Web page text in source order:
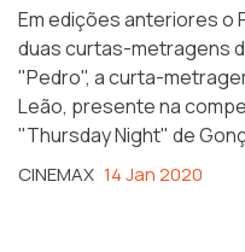
Em edições anteriores o
duas curtas-metragens
"Pedro", a curta-
Leão, presente na
"Thursday Night" de
CINEMAX 14 Jan 2020